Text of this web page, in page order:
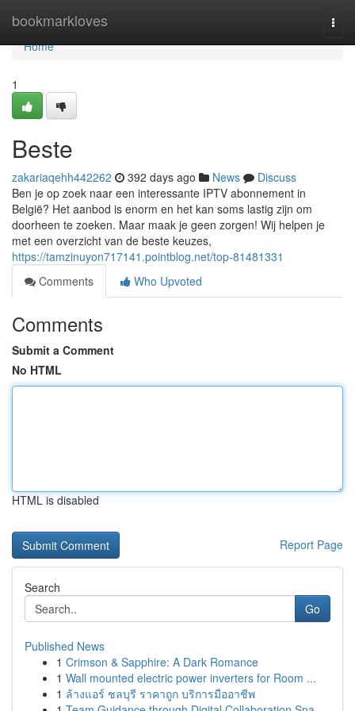
bookmarkloves
Home
Home
1
Beste
zakariaqehh442262 392 days ago News
Discuss
Ben je op zoek naar een interessante IPTV abonnement in
België? Het aanbod is enorm en het kan soms lastig zijn om
doorheen te zoeken. Maar maak je geen zorgen! Wij helpen je
met een overzicht van de beste keuzes,
https://tamzinuyon717141.pointblog.net/top-81481331
Comments
Who Upvoted
Comments
Submit a Comment
No HTML
HTML is disabled
Report Page
Search
Go
Published News
1 Crimson & Sapphire: A Dark Romance
1 Wall mounted electric power inverters for Room ...
1 ล้างแอร์ ชลบุรี ราคาถูก บริการมืออาชีพ